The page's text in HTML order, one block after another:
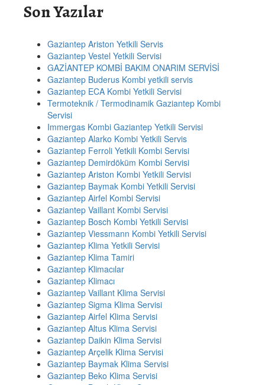
Son Yazılar
Gaziantep Ariston Yetkili Servis
Gaziantep Vestel Yetkili Servisi
GAZİANTEP KOMBİ BAKIM ONARIM SERVİSİ
Gaziantep Buderus Kombi yetkili servis
Gaziantep ECA Kombi Yetkili Servisi
Termoteknik / Termodinamik Gaziantep Kombi
Servisi
Immergas Kombi Gaziantep Yetkili Servisi
Gaziantep Alarko Kombi Yetkili Servis
Gaziantep Ferroli Yetkili Kombi Servisi
Gaziantep Demirdöküm Kombi Servisi
Gaziantep Ariston Kombi Yetkili Servisi
Gaziantep Baymak Kombi Yetkili Servisi
Gaziantep Airfel Kombi Servisi
Gaziantep Vaillant Kombi Servisi
Gaziantep Bosch Kombi Yetkili Servisi
Gaziantep Viessmann Kombi Yetkili Servisi
Gaziantep Klima Yetkili Servisi
Gaziantep Klima Tamiri
Gaziantep Klimacılar
Gaziantep Klimacı
Gaziantep Vaillant Klima Servisi
Gaziantep Sigma Klima Servisi
Gaziantep Airfel Klima Servisi
Gaziantep Altus Klima Servisi
Gaziantep Daikin Klima Servisi
Gaziantep Arçelik Klima Servisi
Gaziantep Baymak Klima Servisi
Gaziantep Beko Klima Servisi